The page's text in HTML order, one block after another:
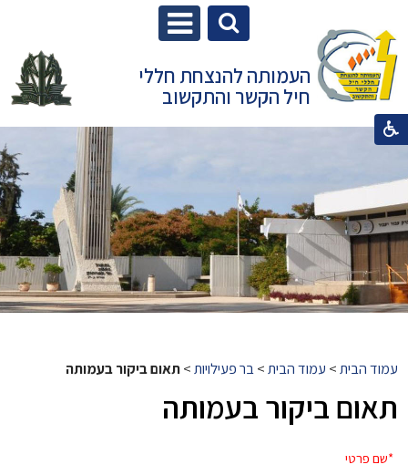
העמותה להנצחת חללי
חיל הקשר והתקשוב
עמוד הבית> עמוד הבית>בר פעילויות>תאום ביקור בעמותה
תאום ביקור בעמותה
*שם פרטי